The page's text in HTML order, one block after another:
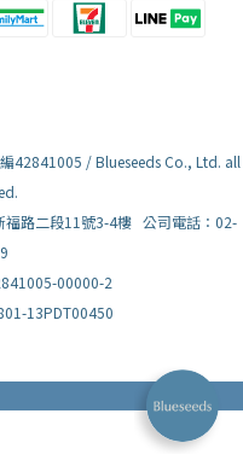
42841005 / Blueseeds Co., Ltd. all
福路二段11號3-4樓 公司電話：02-
00000-2
13PDT00450